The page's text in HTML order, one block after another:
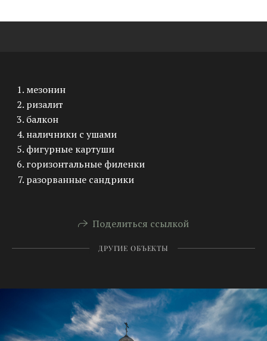
мезонин
ризалит
балкон
наличники с ушами
фигурные картуши
горизонтальные филенки
разорванные сандрики
Поделиться ссылкой
ДРУГИЕ ОБЪЕКТЫ